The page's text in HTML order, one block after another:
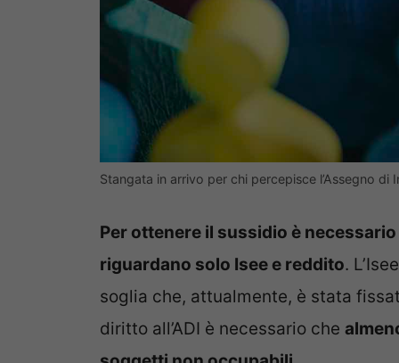
Stangata in arrivo per chi percepisce l’Assegno di
Per ottenere il sussidio è
riguardano solo Isee e reddito.
soglia che, attualmente, è stata
diritto all’ADI è necessario che